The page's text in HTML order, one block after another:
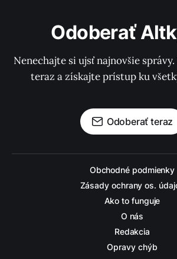
Odoberať
Nenechajte si ujsť najnovšie
teraz a získajte prístup ku
Odoberať teraz
Obchodné podmienky
Zásady ochrany os.
Ako to funguje
O nás
Redakcia
Opravy chýb